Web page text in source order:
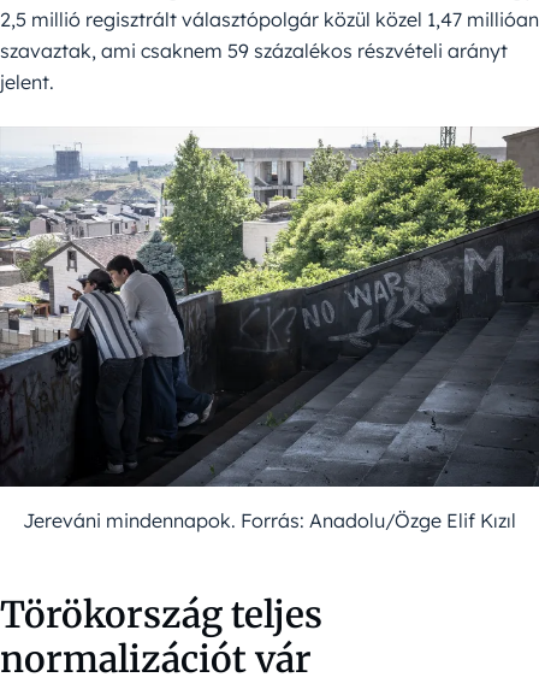
2,5 millió regisztrált választópolgár közül közel 1,47 millióan
szavaztak, ami csaknem 59 százalékos részvételi arányt
jelent.
Jereváni mindennapok. Forrás: Anadolu/Özge Elif Kızıl
Törökország teljes
normalizációt vár